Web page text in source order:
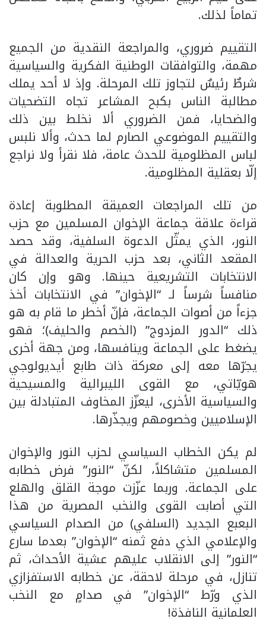
تماماً لذلك.
التقييم ضروري، والمراجعة النقدية من الجميع
مهمة، والتوافقات الوطنية الفكرية والسياسية
شرطٌ رئيسٌ لتجاوز تلك المرحلة. وإذ لا أحد يملك
مطالبة الناس بكبح المشاعر تجاه التضحيات
والضحايا، فمن الضروري ألا نخلط بين ذلك
والتقييم الموضوعي الصارم لما حدث، وألا نلبس
لباس المظلومية للحدث عامة، فلا نقرأ ولا نراجع
إلّا بعقلية المظلومية.
من تلك المراجعات العميقة المطلوبة إعادة
قراءة علاقة جماعة الإخوان المسلمين مع حزب
النور، الذي يمثّل الدعوة السلفية، وقد حصد
المقعد الثاني، بعد حزب الحرية والعدالة في
الانتخابات التشريعية حينها. وهو وإن كان
منافساً شرساً لـ “الإخوان” في الانتخابات أخذ
جزءاً من أصوات الجماعة، فإنّ أخطر ما قام به هو
ذلك “الدور المزدوج” (الخصم والحليف)؛ فهو
يضغط على الجماعة وينافسها، ومن جهة أخرى
يجرّها معه إلى معركة ذات طابع أيديولوجي
هويّاتي، مع القوى الليبرالية والمسيحية
والسياسية الأخرى، ليعزّز المخاوف المتبادلة بين
الإسلاميين وخصومهم ويجذّرها.
لم يكن الخطاب السياسي لحزب النور والإخوان
المسلمين متشاكلاً، لكنّ “النور” فرض خطابه
على الجماعة. وربما عزّزت موجة القلق والهلع
التي أصابت القوى والنخب المصرية من هذا
البعبع الجديد (السلفي) من الصدام السياسي
والإعلامي الذي دفع ثمنه “الإخوان” بعدما سارع
“النور” إلى الانقلاب عليهم عشية الأحداث، ثم
تنازل، في مرحلة لاحقة، عن خطابه الاستفزازي
الذي ورّط “الإخوان” في صدامٍ مع النخب
العلمانية النافذة!